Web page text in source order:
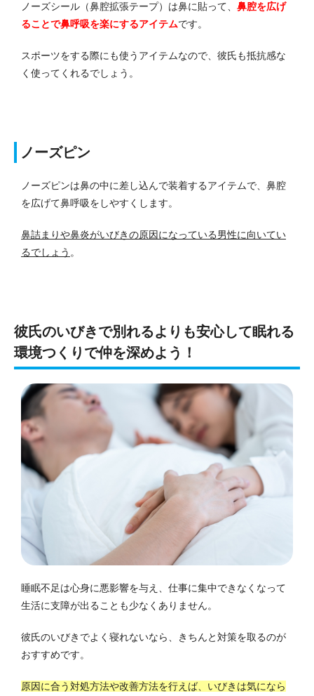
ノーズシール（鼻腔拡張テープ）は鼻に貼って、 鼻腔を広げ
ることで鼻呼吸を楽にするアイテムです。
スポーツをする際にも使うアイテムなので、彼氏も抵抗感な
く使ってくれるでしょう。
ノーズピン
ノーズピンは鼻の中に差し込んで装着するアイテムで、鼻腔
を広げて鼻呼吸をしやすくします。
鼻詰まりや鼻炎がいびきの原因になっている男性に向いてい
るでしょう 。
彼氏のいびきで別れるよりも安心して眠れる
環境つくりで仲を深めよう！
睡眠不足は心身に悪影響を与え、仕事に集中できなくなって
生活に支障が出ることも少なくありません。
彼氏のいびきでよく寝れないなら、きちんと対策を取るのが
おすすめです。
原因に合う対処方法や改善方法を行えば、いびきは気になら